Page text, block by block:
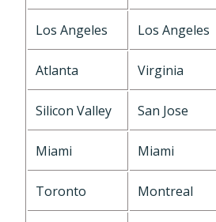
Los Angeles Los Angeles
Atlanta Virginia
Silicon Valley San Jose
Miami Miami
Toronto Montreal